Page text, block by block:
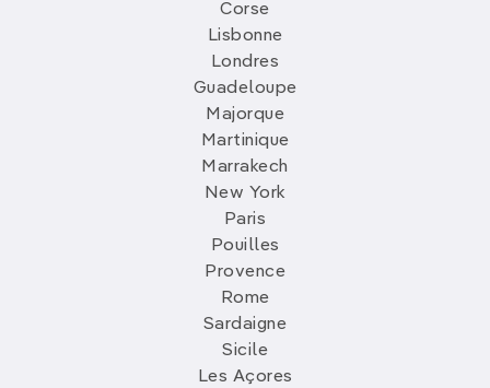
Corse
Lisbonne
Londres
Guadeloupe
Majorque
Martinique
Marrakech
New York
Paris
Pouilles
Provence
Rome
Sardaigne
Sicile
Les Açores